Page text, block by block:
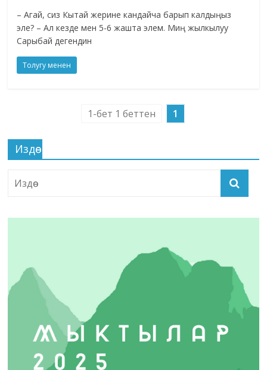
– Агай, сиз Кытай жерине кандайча барып калдыңыз
эле? – Ал кезде мен 5-6 жашта элем. Миң жылкылуу
Сарыбай дегендин
Толугу менен
1-бет 1 беттен 1
Издөө